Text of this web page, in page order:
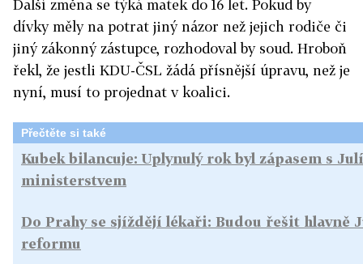
Další změna se týká matek do 16 let. Pokud by
dívky měly na potrat jiný názor než jejich rodiče či
jiný zákonný zástupce, rozhodoval by soud. Hroboň
řekl, že jestli KDU-ČSL žádá přísnější úpravu, než je
nyní, musí to projednat v koalici.
Přečtěte si také
Kubek bilancuje: Uplynulý rok byl zápasem s
ministerstvem
Do Prahy se sjíždějí lékaři: Budou řešit hlavně
reformu